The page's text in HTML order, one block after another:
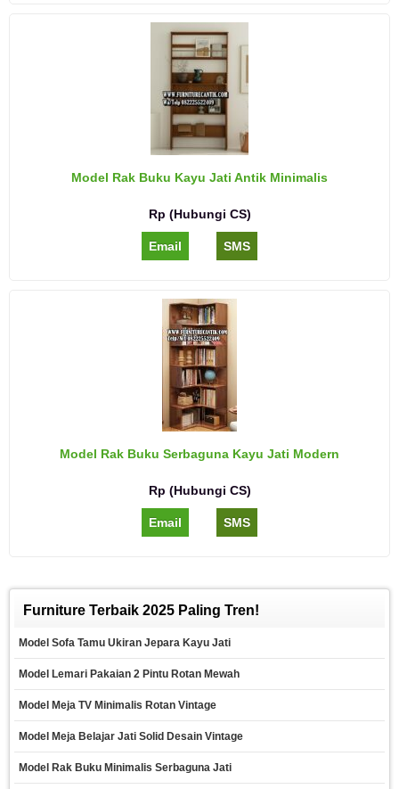
Model Rak Buku Kayu Jati Antik Minimalis
Rp (Hubungi CS)
Email SMS
Model Rak Buku Serbaguna Kayu Jati Modern
Rp (Hubungi CS)
Email SMS
Furniture Terbaik 2025 Paling Tren!
Model Sofa Tamu Ukiran Jepara Kayu Jati
Model Lemari Pakaian 2 Pintu Rotan Mewah
Model Meja TV Minimalis Rotan Vintage
Model Meja Belajar Jati Solid Desain Vintage
Model Rak Buku Minimalis Serbaguna Jati